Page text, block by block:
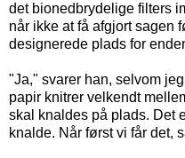
det bionedbrydelige filters
når ikke at få afgjort sagen
designerede plads for
"Ja," svarer han, selvom
papir knitrer velkendt
skal knaldes på plads. Det
knalde. Når først vi får det,